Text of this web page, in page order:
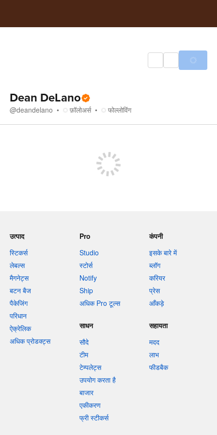
Dean DeLano
@deandelano फ़ॉलोअर्स फोल्लोविंग
उत्पाद
स्टिकर्स
लेबल्स
मैगनेट्स
बटन बैज
पैकेजिंग
परिधान
ऐक्रेलिक
अधिक प्रोडक्ट्स
Pro
Studio
स्टोर्स
Notify
Ship
अधिक Pro टूल्स
कंपनी
इसके बारे में
ब्लॉग
करियर
प्रेस
आँकड़े
साधन
सौदे
टीम
टेम्पलेट्स
उपयोग करता है
बाजार
एकीकरण
फ्री स्टीकर्स
सहायता
मदद
लाभ
फीडबैक